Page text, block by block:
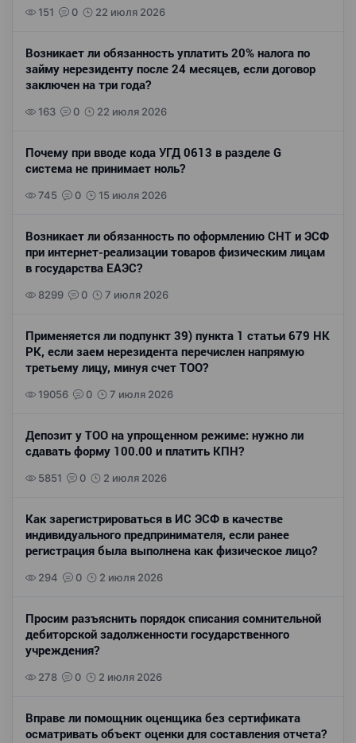
151 0 22 июля 2026
Возникает ли обязанность уплатить 20% налога по
займу нерезиденту после 24 месяцев, если договор
заключен на три года?
163 0 22 июля 2026
Почему при вводе кода УГД 0613 в разделе G
система не принимает ноль?
745 0 15 июля 2026
Возникает ли обязанность по оформлению СНТ и ЭСФ
при интернет-реализации товаров физическим лицам
в государства ЕАЭС?
8299 0 7 июля 2026
Применяется ли подпункт 39) пункта 1 статьи 679 НК
РК, если заем нерезидента перечислен напрямую
третьему лицу, минуя счет ТОО?
19056 0 7 июля 2026
Депозит у ТОО на упрощенном режиме: нужно ли
сдавать форму 100.00 и платить КПН?
5851 0 2 июля 2026
Как зарегистрироваться в ИС ЭСФ в качестве
индивидуального предпринимателя, если ранее
регистрация была выполнена как физическое лицо?
294 0 2 июля 2026
Просим разъяснить порядок списания сомнительной
дебиторской задолженности государственного
учреждения?
278 0 2 июля 2026
Вправе ли помощник оценщика без сертификата
осматривать объект оценки для составления отчета?